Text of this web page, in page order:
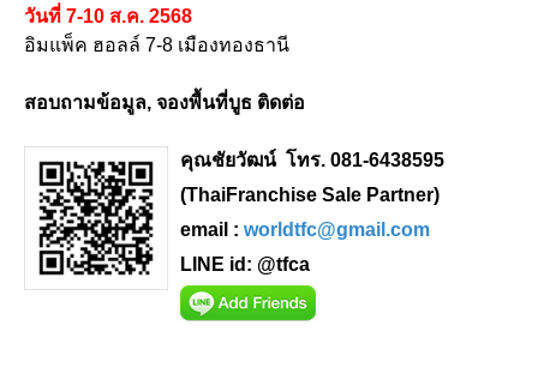
วันที่ 7-10 ส.ค. 2568
อิมแพ็ค ฮอลล์ 7-8 เมืองทองธานี
สอบถามข้อมูล, จองพื้นที่บูธ ติดต่อ
คุณชัยวัฒน์ โทร. 081-6438595
(ThaiFranchise Sale Partner)
email : worldtfc@gmail.com
LINE id: @tfca